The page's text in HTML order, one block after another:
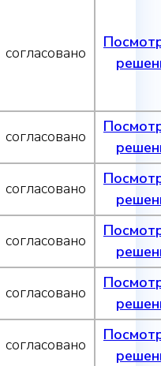
согласовано
согласовано
согласовано
согласовано
согласовано
согласовано